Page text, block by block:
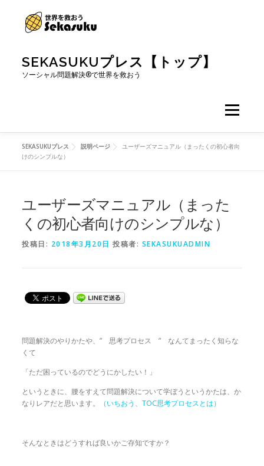
SEKASUKUプレス【トップ】
ソーシャル問題解決®で世界を救おう
メニュー
SEKASUKUプレス 説明ページ
ユーザーズマニュアル（まったくの初心者向
けのシンプルな）
ユーザーズマニュアル（まった
くの初心者向けのシンプルな）
投稿日: 2018年3月20日 投稿者: SEKASUKUADMIN
問題解決のやりかたや、” 思考プロセス ” なんてまったく知らな
くて
「ただ困っているのでどうにかしたい！」
というときに、腰をすえて問題解決について学ぼうというかたは、か
なりレアだと思います。
（いちおう、TOC思考プロセスとは）
そんなときはどうすれば良いかご存知ですか？